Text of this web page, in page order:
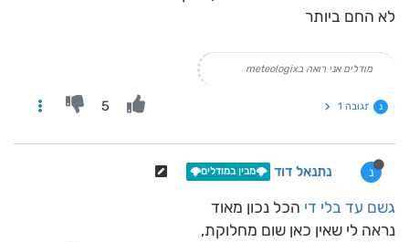
לא החם ביותר
מודלים אני רואה בmeteologix
נ תגובה 1 5
נ נתנאל דוד 🌩️מבין במודלים🌩️
גשם עד בלי די הכל נכון מאוד
נראה לי שאין כאן שום מחלוקת,